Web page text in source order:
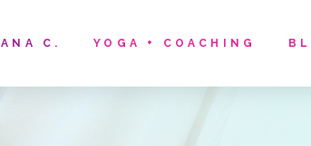
ANA C. YOGA + COACHING